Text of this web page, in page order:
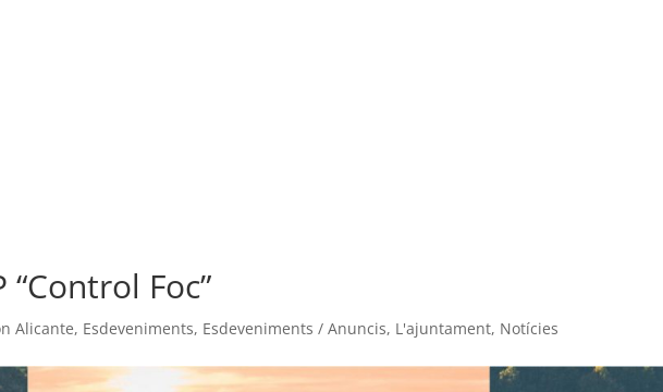
Foc”
Alicante, Esdeveniments, Esdeveniments / Anuncis, L'ajuntament, Notícies